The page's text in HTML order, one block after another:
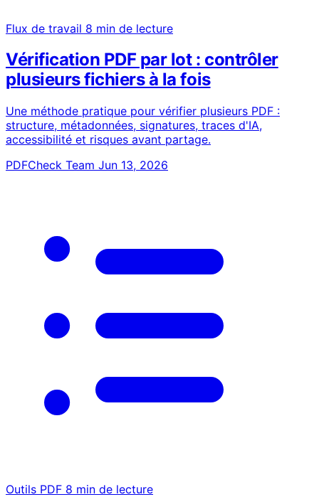
Flux de travail 8 min de lecture
Vérification PDF par lot : contrôler
plusieurs fichiers à la fois
Une méthode pratique pour vérifier plusieurs PDF :
structure, métadonnées, signatures, traces d'IA,
accessibilité et risques avant partage.
PDFCheck Team Jun 13, 2026
Outils PDF 8 min de lecture